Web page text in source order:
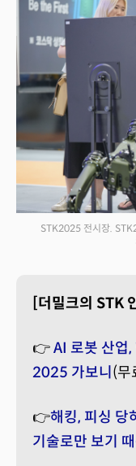
STK2025 전시장.
[더밀크의 STK
👉AI 로봇 산업
2025 가보니 (무
👉해킹, 피싱 당
기술로만 보기